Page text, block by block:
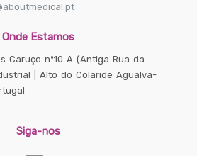
Onde Estamos
Caruço nº10 A (Antiga Rua da
| Alto do Colaride Agualva-
Siga-nos